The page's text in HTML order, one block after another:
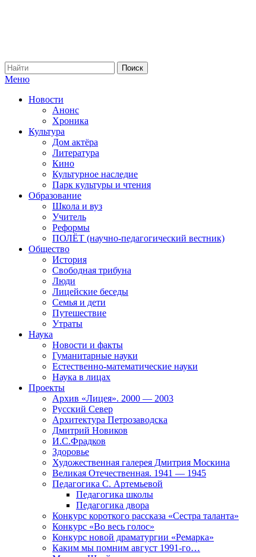
Меню
Новости
Анонс
Хроника
Культура
Дом актёра
Литература
Кино
Культурное наследие
Парк культуры и чтения
Образование
Школа и вуз
Учитель
Реформы
ПОЛЁТ (научно-педагогический вестник)
Общество
История
Свободная трибуна
Люди
Лицейские беседы
Семья и дети
Путешествие
Утраты
Наука
Новости и факты
Гуманитарные науки
Естественно-математические науки
Наука в лицах
Проекты
Архив «Лицея». 2000 — 2003
Русский Север
Архитектура Петрозаводска
Дмитрий Новиков
И.С.Фрадков
Здоровье
Художественная галерея Дмитрия Москина
Великая Отечественная. 1941 — 1945
Педагогика С. Артемьевой
Педагогика школы
Педагогика двора
Конкурс короткого рассказа «Сестра таланта»
Конкурс «Во весь голос»
Конкурс новой драматургии «Ремарка»
Каким мы помним август 1991-го…